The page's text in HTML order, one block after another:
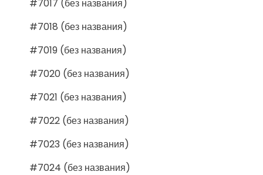
#7017 (без названия)
#7018 (без названия)
#7019 (без названия)
#7020 (без названия)
#7021 (без названия)
#7022 (без названия)
#7023 (без названия)
#7024 (без названия)